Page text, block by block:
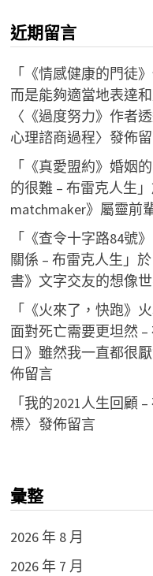
近期留言
「 《情感健康的門徒
而是能夠適當地表達
〈 《過度努力》作者
心理諮商過程〉發佈
「 《真愛盟約》婚姻
的很難 – 布雷克人生
matchmaker》屬靈前
「 《查令十字路84號
關係 – 布雷克人生 」
書》文字交友的想像
「 《火來了，快跑》
面對死亡需要更坦然 –
日》雖然我一直都很
佈留言
「我的2021人生回顧
標〉發佈留言
彙整
2026 年 8 月
2026 年 7 月